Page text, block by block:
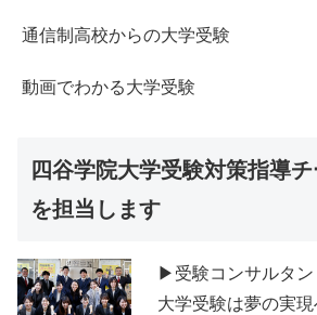
通信制高校からの大学受験
動画でわかる大学受験
四谷学院大学受験対策指導
を担当します
▶受験コンサルタン
大学受験は夢の実